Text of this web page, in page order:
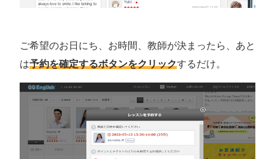
ご希望のお日にち、お時間、教師が決まったら、あと
は予約を確定するボタンをクリックするだけ。